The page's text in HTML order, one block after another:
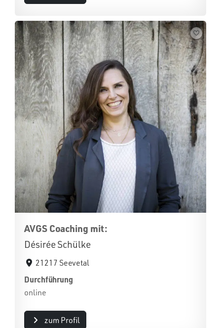
AVGS Coaching mit:
Désirée Schülke
21217 Seevetal
Durchführung
online
zum Profil